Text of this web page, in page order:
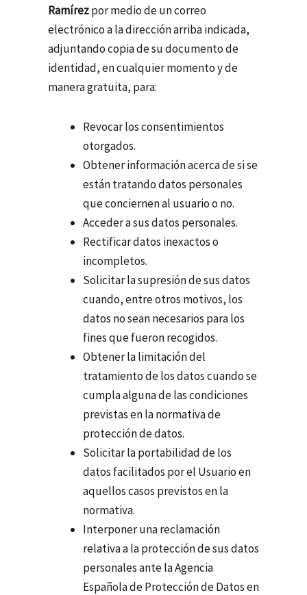
Ramírezpor medio de un correo
electrónico a la dirección arriba indicada,
adjuntando copia de su documento de
identidad, en cualquier momento y de
manera gratuita, para:
Revocar los consentimientos
otorgados.
Obtener información acerca de si se
están tratando datos personales
que conciernen al usuario o no.
Acceder a sus datos personales.
Rectificar datos inexactos o
incompletos.
Solicitar la supresión de sus datos
cuando, entre otros motivos, los
datos no sean necesarios para los
fines que fueron recogidos.
Obtenerla limitación del
tratamiento de los datos cuando se
cumpla alguna de las condiciones
previstas en la normativa de
protección de datos.
Solicitar la portabilidad de los
datos facilitados por el Usuario en
aquellos casos previstos en la
normativa.
Interponer una reclamación
relativa a la protección de sus datos
personales ante la Agencia
Española de Protección de Datos en